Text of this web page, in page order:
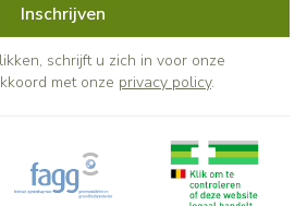
Inschrijven
schrijft u zich in voor onze
met onze privacy policy.